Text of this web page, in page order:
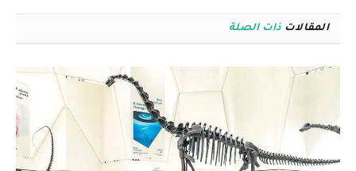
المقالات ذات الصلة